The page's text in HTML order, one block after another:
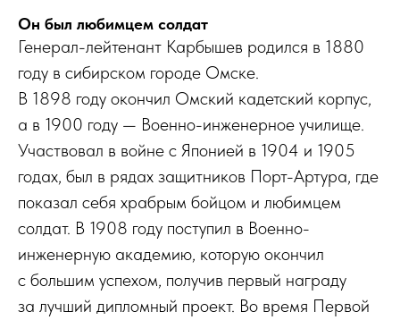
Он был любимцем солдат
Генерал-лейтенант Карбышев родился в 1880
году в сибирском городе Омске.
В 1898 году окончил Омский кадетский корпус,
а в 1900 году — Военно-инженерное училище.
Участвовал в войне с Японией в 1904 и 1905
годах, был в рядах защитников Порт-Артура, где
показал себя храбрым бойцом и любимцем
солдат. В 1908 году поступил в Военно-
инженерную академию, которую окончил
с большим успехом, получив первый награду
за лучший дипломный проект. Во время Первой